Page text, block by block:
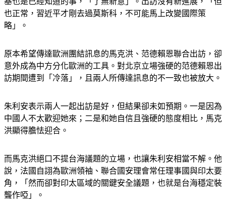
也正常，習近平才剛去過莫斯科，不可能馬上改變國際策
略」。
原本希望傳達歐洲團結訊息的馬克洪、范德賴恩聯合出訪，卻
意外成為中方分化歐洲的工具。對北京立場強硬的范德賴恩出
訪期間遭到「冷落」，且兩人所傳達訊息的不一致也被放大。
朱利安表示兩人一起出訪是好，但結果卻未如預期。一是因為
中國人不太歡迎她來；二是和她自信且強硬的態度相比，馬克
洪顯得膽怯迎合。
而馬克洪絕口不提台海議題的立場，也讓朱利安相當不解。他
說，法國自詡為歐洲領袖、聯合國安理會常任理事國與印太要
角，「然而卻對印太區域的關鍵安全議題，也就是台海穩定裝
聾作啞」。